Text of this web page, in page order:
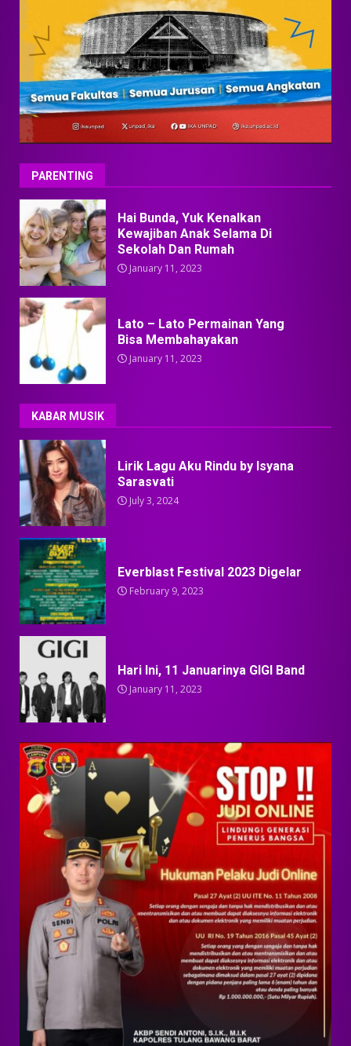
PARENTING
Hai Bunda, Yuk Kenalkan
Kewajiban Anak Selama Di
Sekolah Dan Rumah
January 11, 2023
Lato – Lato Permainan Yang
Bisa Membahayakan
January 11, 2023
KABAR MUSIK
Lirik Lagu Aku Rindu by Isyana
Sarasvati
July 3, 2024
Everblast Festival 2023 Digelar
February 9, 2023
Hari Ini, 11 Januarinya GIGI Band
January 11, 2023